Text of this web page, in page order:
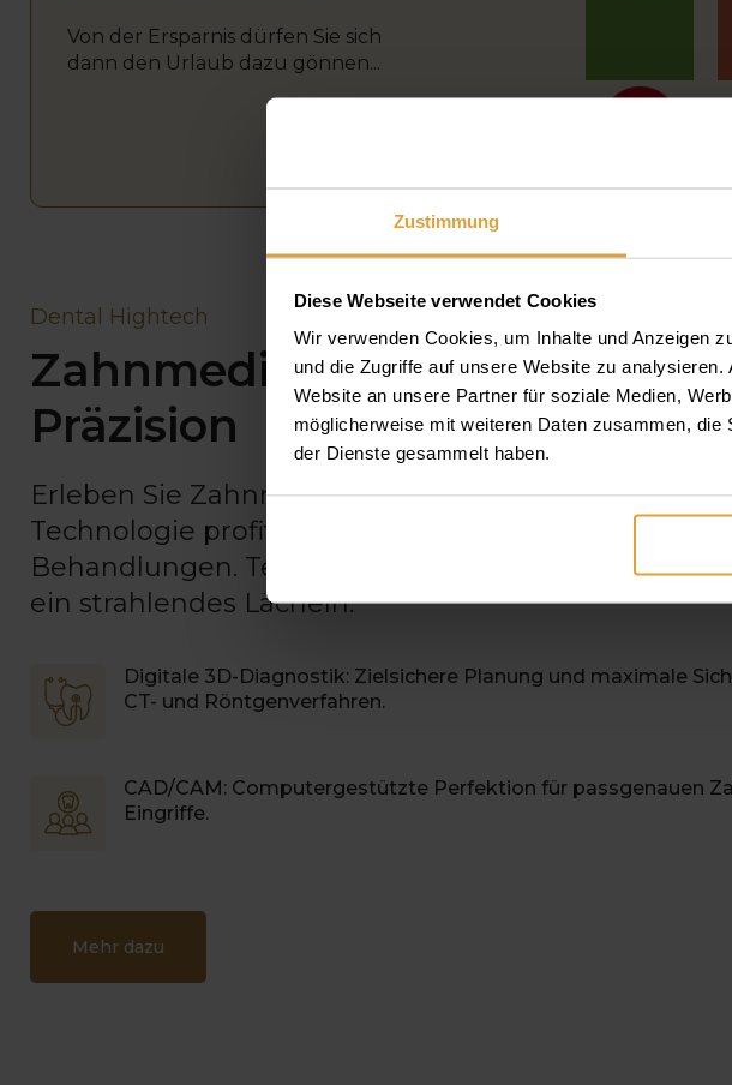
Zustimmung
Diese Webseite verwendet Cookies
Wir verwenden Cookies, um Inhalte und Anzeigen
und die Zugriffe auf unsere Website zu
Website an unsere Partner für soziale Medien,
möglicherweise mit weiteren Daten zusammen,
der Dienste gesammelt haben.
Von der Ersparnis dürfen Sie sich
dann den Urlaub dazu gönnen...
Dental Hightech
Zahnmedizin der Zukunft:
Präzision
Erleben Sie Zahnmedizin auf Weltniveau! Dank
Technologie profitieren Sie von effizienten und
Behandlungen. Technologischer Fortschritt für Ihr
ein strahlendes Lächeln.
Digitale 3D-Diagnostik: Zielsichere Planung und maximale
CT- und Röntgenverfahren.
CAD/CAM: Computergestützte Perfektion für passgenauen
Eingriffe.
Mehr dazu